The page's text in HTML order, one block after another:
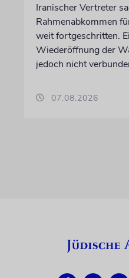
Iranischer Vertreter
Rahmenabkommen
weit fortgeschritten.
Wiederöffnung der
jedoch nicht
07.08.2026